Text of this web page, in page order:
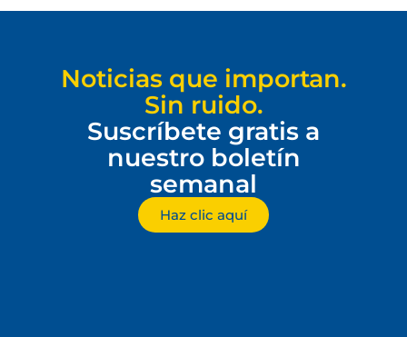
Noticias que importan.
Sin ruido.
Suscríbete gratis a
nuestro boletín
semanal
Haz clic aquí